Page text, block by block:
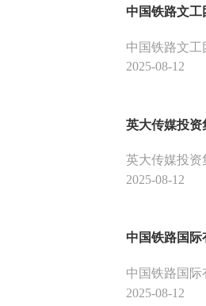
2025-08-12
2025-08-12
2025-08-12